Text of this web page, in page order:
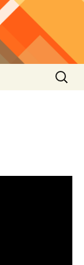
Sök
efter: